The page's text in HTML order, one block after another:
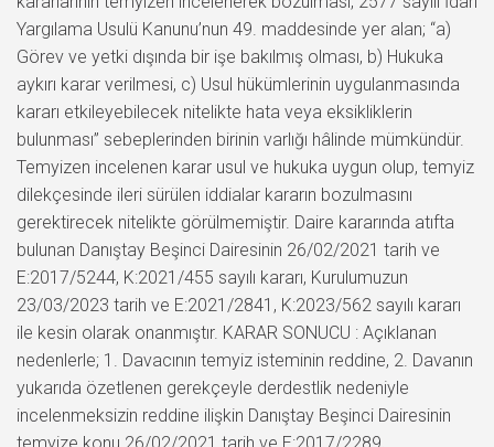
Yargılama Usulü Kanunu’nun 49. maddesinde yer alan; “a)
Görev ve yetki dışında bir işe bakılmış olması, b) Hukuka
aykırı karar verilmesi, c) Usul hükümlerinin uygulanmasında
kararı etkileyebilecek nitelikte hata veya eksikliklerin
bulunması” sebeplerinden birinin varlığı hâlinde mümkündür.
Temyizen incelenen karar usul ve hukuka uygun olup, temyiz
dilekçesinde ileri sürülen iddialar kararın bozulmasını
gerektirecek nitelikte görülmemiştir. Daire kararında atıfta
bulunan Danıştay Beşinci Dairesinin 26/02/2021 tarih ve
E:2017/5244, K:2021/455 sayılı kararı, Kurulumuzun
23/03/2023 tarih ve E:2021/2841, K:2023/562 sayılı kararı
ile kesin olarak onanmıştır. KARAR SONUCU : Açıklanan
nedenlerle; 1. Davacının temyiz isteminin reddine, 2. Davanın
yukarıda özetlenen gerekçeyle derdestlik nedeniyle
incelenmeksizin reddine ilişkin Danıştay Beşinci Dairesinin